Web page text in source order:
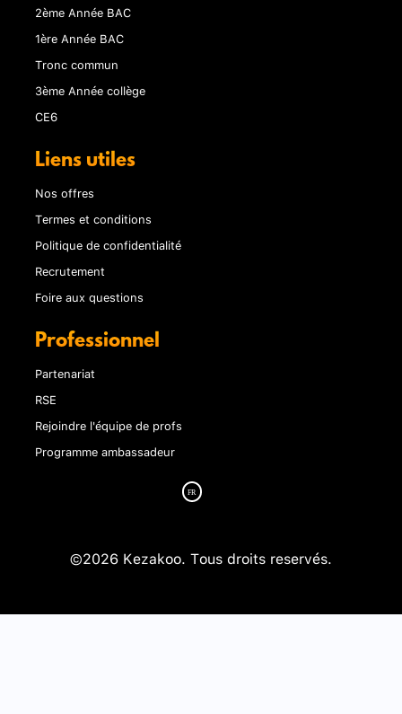
2ème Année BAC
1ère Année BAC
Tronc commun
3ème Année collège
CE6
Liens utiles
Nos offres
Termes et conditions
Politique de confidentialité
Recrutement
Foire aux questions
Professionnel
Partenariat
RSE
Rejoindre l'équipe de profs
Programme ambassadeur
©2026 Kezakoo. Tous droits reservés.